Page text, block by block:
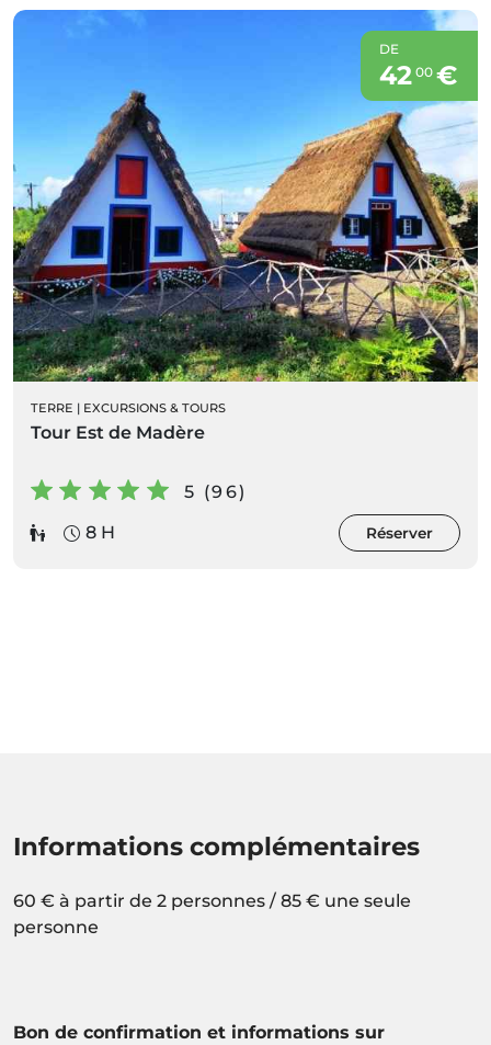
DE
42 00€
TERRE | EXCURSIONS & TOURS
Tour Est de Madère
5 (96)
8 H
Réserver
Informations complémentaires
60 € à partir de 2 personnes / 85 € une seule
personne
Bon de confirmation et informations sur